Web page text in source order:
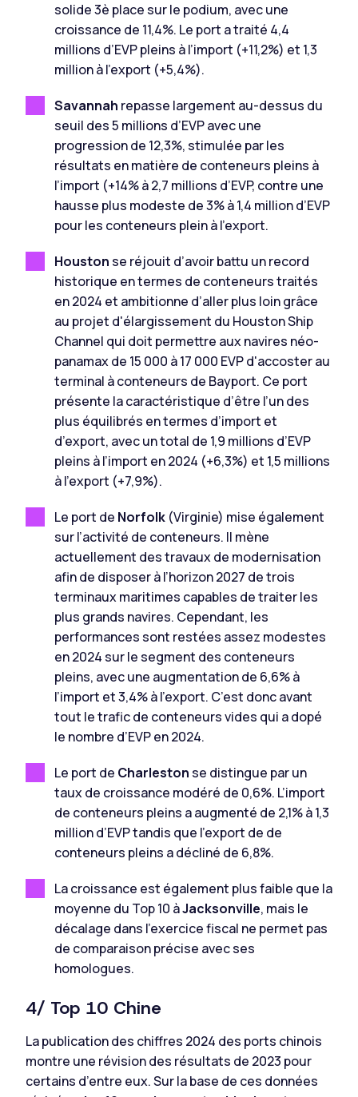
solide 3è place sur le podium, avec une
croissance de 11,4%. Le port a traité 4,4
millions d’EVP pleins à l’import (+11,2%) et 1,3
million à l’export (+5,4%).
Savannah repasse largement au-dessus du
seuil des 5 millions d’EVP avec une
progression de 12,3%, stimulée par les
résultats en matière de conteneurs pleins à
l’import (+14% à 2,7 millions d’EVP, contre une
hausse plus modeste de 3% à 1,4 million d’EVP
pour les conteneurs plein à l’export.
Houston se réjouit d’avoir battu un record
historique en termes de conteneurs traités
en 2024 et ambitionne d’aller plus loin grâce
au projet d'élargissement du Houston Ship
Channel qui doit permettre aux navires néo-
panamax de 15 000 à 17 000 EVP d'accoster au
terminal à conteneurs de Bayport. Ce port
présente la caractéristique d’être l’un des
plus équilibrés en termes d’import et
d’export, avec un total de 1,9 millions d’EVP
pleins à l’import en 2024 (+6,3%) et 1,5 millions
à l’export (+7,9%).
Le port de Norfolk (Virginie) mise également
sur l’activité de conteneurs. Il mène
actuellement des travaux de modernisation
afin de disposer à l’horizon 2027 de trois
terminaux maritimes capables de traiter les
plus grands navires. Cependant, les
performances sont restées assez modestes
en 2024 sur le segment des conteneurs
pleins, avec une augmentation de 6,6% à
l’import et 3,4% à l’export. C’est donc avant
tout le trafic de conteneurs vides qui a dopé
le nombre d’EVP en 2024.
Le port de Charleston se distingue par un
taux de croissance modéré de 0,6%. L’import
de conteneurs pleins a augmenté de 2,1% à 1,3
million d’EVP tandis que l’export de de
conteneurs pleins a décliné de 6,8%.
La croissance est également plus faible que la
moyenne du Top 10 àJacksonville, mais le
décalage dans l’exercice fiscal ne permet pas
de comparaison précise avec ses
homologues.
4/ Top 10 Chine
La publication des chiffres 2024 des ports chinois
montre une révision des résultats de 2023 pour
certains d’entre eux. Sur la base de ces données